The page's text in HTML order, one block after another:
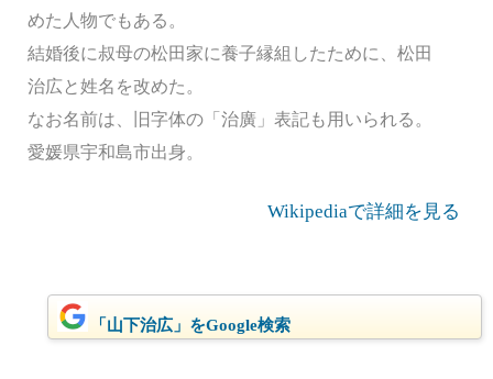
めた人物でもある。
結婚後に叔母の松田家に養子縁組したために、松田
治広と姓名を改めた。
なお名前は、旧字体の「治廣」表記も用いられる。
愛媛県宇和島市出身。
Wikipediaで詳細を見る
「山下治広」をGoogle検索